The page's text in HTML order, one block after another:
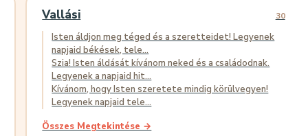
Vallási 30
Isten áldjon meg téged és a szeretteidet! Legyenek
napjaid békések, tele...
Szia! Isten áldását kívánom neked és a családodnak.
Legyenek a napjaid hit...
Kívánom, hogy Isten szeretete mindig körülvegyen!
Legyenek napjaid tele...
Összes Megtekintése →